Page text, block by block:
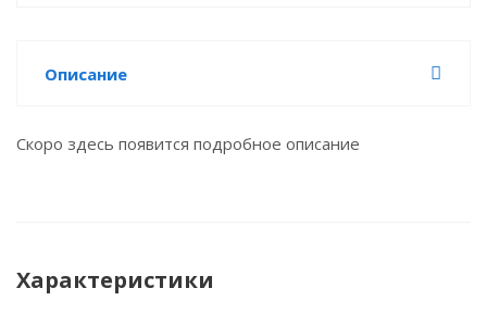
Описание
Скоро здесь появится подробное описание
Характеристики